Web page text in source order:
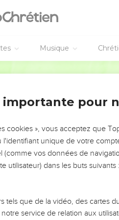
Musique
et il leur reprocha leur
ressuscité.
la bonne nouvelle à toute la
celui qui ne croira pas sera
cru : en mon nom, ils pourront
celui-ci ne leur fera aucun
pour
cookies », vous acceptez que
unique de votre
vos données de
utilisateur) dans les buts suivants :
tels que de la vidéo, des cartes
service de relation aux